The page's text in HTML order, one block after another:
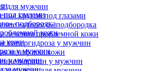
под глазами
подбородка
кожи
кожи
у мужчин
у мужчин
мужчин
для мужчин
кругов под глазами
«второго» подбородка
лечения проблемной кожи
гипергидроза у мужчин
шлифовка кожи
морщин у мужчин